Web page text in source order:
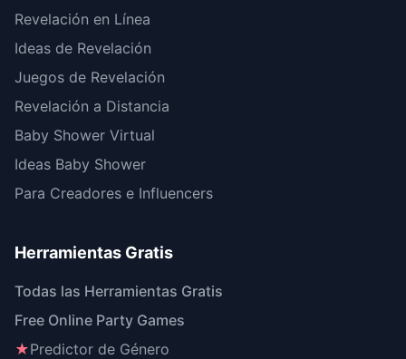
Revelación en Línea
Ideas de Revelación
Juegos de Revelación
Revelación a Distancia
Baby Shower Virtual
Ideas Baby Shower
Para Creadores e Influencers
Herramientas Gratis
Todas las Herramientas Gratis
Free Online Party Games
★Predictor de Género